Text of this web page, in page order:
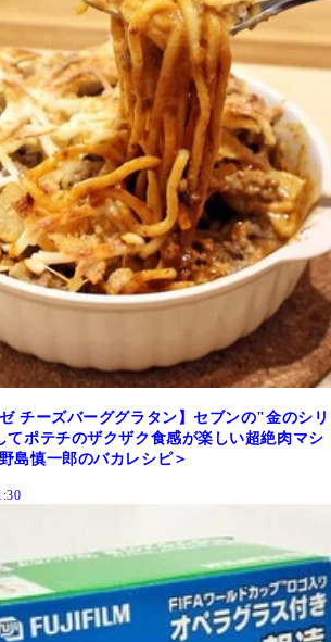
ゼ チーズバーググラタン】セブンの"金のシリ
てポテチのザクザク食感が楽しい超絶肉マシ
島慎一郎のバカレシピ＞